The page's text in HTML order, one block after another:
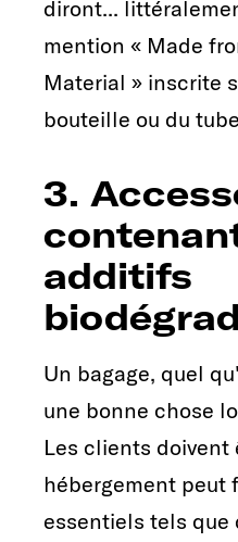
diront...
mention « Made
Material » inscrite
bouteille ou du
3.
additifs
Un bagage, quel
une bonne chose
Les clients doivent
hébergement peut
essentiels tels que